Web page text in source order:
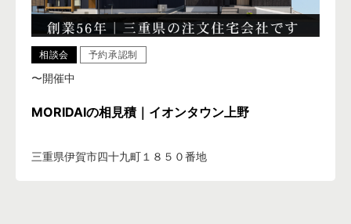
相談会 予約承認制
〜開催中
MORIDAIの相見積｜イオンタウン上野
三重県伊賀市四十九町１８５０番地